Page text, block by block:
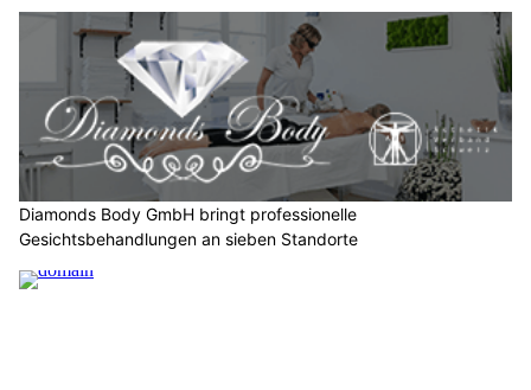
Diamonds Body GmbH bringt professionelle
Gesichtsbehandlungen an sieben Standorte